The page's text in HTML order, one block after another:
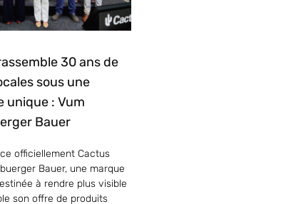
30 ans de
sous une
unique : Vum
Bauer
officiellement Cactus
Bauer, une marque
à rendre plus visible
son offre de produits